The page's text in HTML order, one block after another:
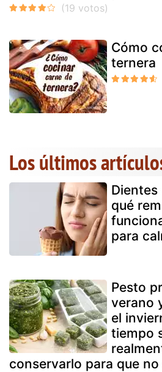
Cómo
ternera
Los últimos
Dientes
qué
para
Pesto
verano
el
tiempo
conservarlo para que